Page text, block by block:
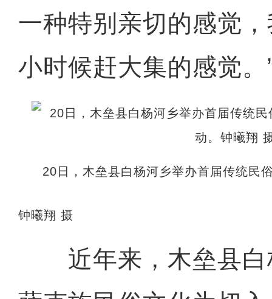
一种特别亲切的感觉
小时候赶大集的感觉。
20日，木垒县白杨河乡举办首届传统民
钟曦翔 摄
近年来，木垒县白